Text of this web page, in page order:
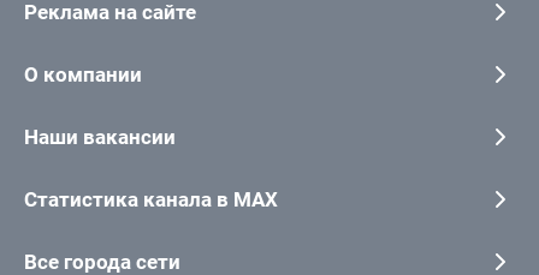
Реклама на сайте
О компании
Наши вакансии
Статистика канала в MAX
Все города сети